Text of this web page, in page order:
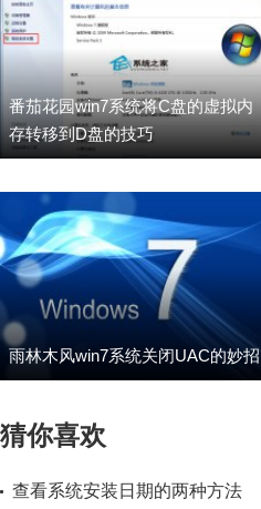
番茄花园win7系统将C盘的虚拟内
存转移到D盘的技巧
雨林木风win7系统关闭UAC的妙招
猜你喜欢
查看系统安装日期的两种方法